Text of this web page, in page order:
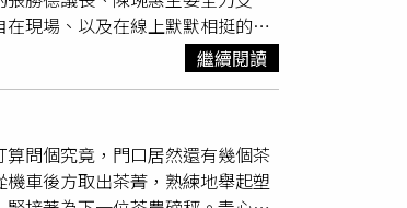
九宮格南方，在「端午節」當天
房子的南方「瘟神」往大門口灑
午11點至13點用碗盛「午時
由頂樓灑淨至樓梯，然後由樓梯
，提升宅運。4.「午時水」淨
輕拍，如同拍掉身上的霉氣，趨
可用此方法。5.「午時水」泡
現場、以及在線上默默相挺的好
。吳宗憲指出，人生第一場大型
在宜蘭出生，但一直以來深愛宜
記得自己的初心——希望宜蘭可
獨，廢疾者，皆有所養」。吳宗
道、南方澳漁船上架場等重大建
守護蘭陽海岸、反對風電破壞。
繼續閱讀
問個究竟，門口居然還有幾個茶
車後方取出茶菁，熟練地舉起塑